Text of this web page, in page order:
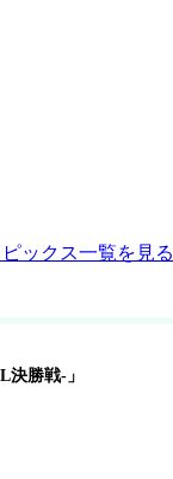
ピックス一覧を見る
決勝戦-」